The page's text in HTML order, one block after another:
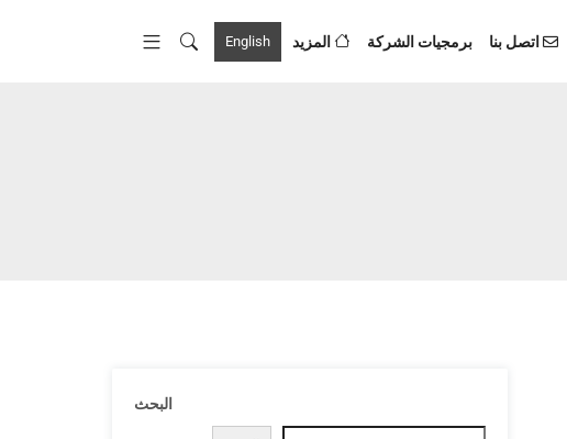
اتصل بنا برمجيات الشركة المزيد English
البحث